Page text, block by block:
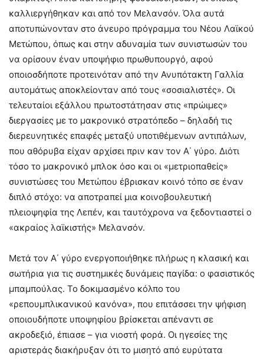
καλλιεργήθηκαν και από τον Μελανσόν. Όλα αυτά
αποτυπώνονταν στο άνευρο πρόγραμμα του Νέου Λαϊκού
Μετώπου, όπως και στην αδυναμία των συνιστωσών του
να ορίσουν έναν υποψήφιο πρωθυπουργό, αφού
οποιοσδήποτε προτεινόταν από την Ανυπότακτη Γαλλία
αυτομάτως αποκλείονταν από τους «σοσιαλιστές». Οι
τελευταίοι εξάλλου πρωτοστάτησαν στις «πρώιμες»
διεργασίες με το μακρονικό στρατόπεδο – δηλαδή τις
διερευνητικές επαφές μεταξύ υποτιθέμενων αντιπάλων,
που αθόρυβα είχαν αρχίσει πριν καν τον Α΄ γύρο. Διότι
τόσο το μακρονικό μπλοκ όσο και οι «μετριοπαθείς»
συνιστώσες του Μετώπου έβρισκαν κοινό τόπο σε έναν
διπλό στόχο: να αποτραπεί μια κοινοβουλευτική
πλειοψηφία της Λεπέν, και ταυτόχρονα να ξεδοντιαστεί ο
«ακραίος λαϊκιστής» Μελανσόν.
Μετά τον Α΄ γύρο ενεργοποιήθηκε πλήρως η κλασική και
σωτήρια για τις συστημικές δυνάμεις παγίδα: ο φασιστικός
μπαμπούλας. Το δοκιμασμένο κόλπο του
«ρεπουμπλικανικού κανόνα», που επιτάσσει την ψήφιση
οποιουδήποτε υποψηφίου βρίσκεται απέναντι σε
ακροδεξιό, έπιασε – για νιοστή φορά. Οι ηγεσίες της
αριστεράς διακήρυξαν ότι το μισητό από ευρύτατα